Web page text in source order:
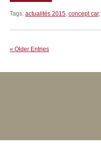
Tags: actualités 2015, concept car,
« Older Entries